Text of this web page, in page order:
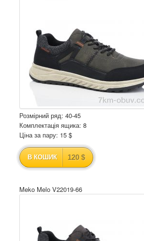
Розмірний ряд: 40-45
Комплектація ящика: 8
Ціна за пару: 15 $
В КОШИК 120 $
Meko Melo V22019-66